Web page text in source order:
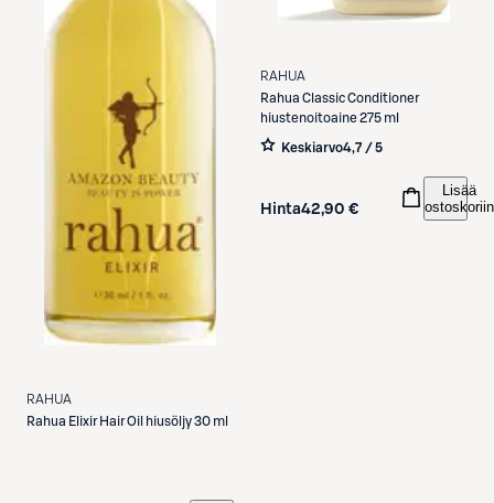
RAHUA
Rahua Elixir Hair Oil hiusöljy 30 ml
RAHUA
Rahua Classic Conditioner
hiustenoitoaine 275 ml
Keskiarvo4,7 / 5
Hinta42,90 €
Lisää
ostoskoriin